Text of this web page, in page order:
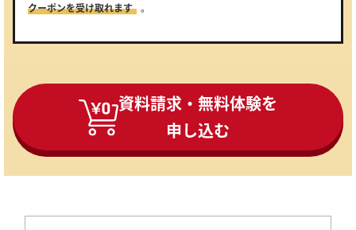
クーポンを受け取れます 。
資料請求・無料体験を
申し込む